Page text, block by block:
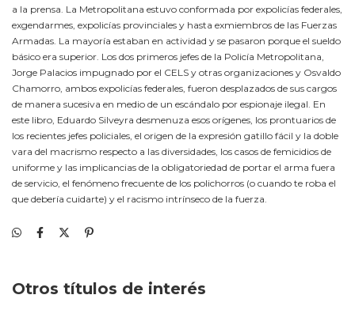
a la prensa. La Metropolitana estuvo conformada por expolicías federales,
exgendarmes, expolicías provinciales y hasta exmiembros de las Fuerzas
Armadas. La mayoría estaban en actividad y se pasaron porque el sueldo
básico era superior. Los dos primeros jefes de la Policía Metropolitana,
Jorge Palacios impugnado por el CELS y otras organizaciones y Osvaldo
Chamorro, ambos expolicías federales, fueron desplazados de sus cargos
de manera sucesiva en medio de un escándalo por espionaje ilegal. En
este libro, Eduardo Silveyra desmenuza esos orígenes, los prontuarios de
los recientes jefes policiales, el origen de la expresión gatillo fácil y la doble
vara del macrismo respecto a las diversidades, los casos de femicidios de
uniforme y las implicancias de la obligatoriedad de portar el arma fuera
de servicio, el fenómeno frecuente de los polichorros (o cuando te roba el
que debería cuidarte) y el racismo intrínseco de la fuerza.
Otros títulos de interés